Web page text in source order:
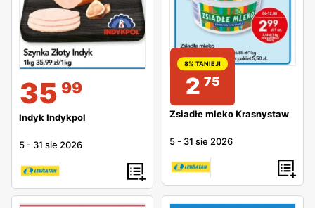
35 99
Indyk Indykpol
5 - 31 sie 2026
8% TANIEJ!
2 75
Zsiadłe mleko Krasnystaw
5 - 31 sie 2026